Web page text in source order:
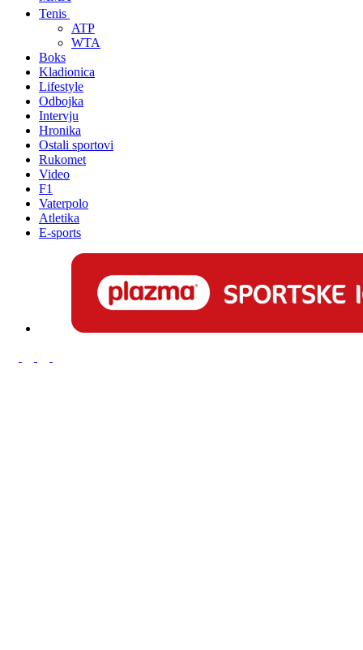
Tenis
ATP
WTA
Boks
Kladionica
Lifestyle
Odbojka
Intervju
Hronika
Ostali sportovi
Rukomet
Video
F1
Vaterpolo
Atletika
E-sports